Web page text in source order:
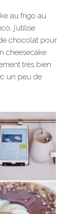
au frigo au
j’utilise
chocolat pour
cheesecake
très bien
un peu de